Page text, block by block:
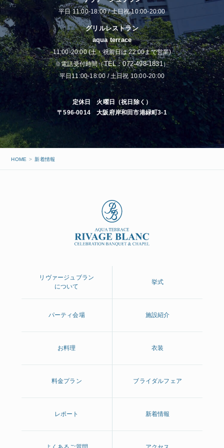
平日 11:00-18:00 / 土日祝 10:00-20:00
グリルレストラン
aqua terrace
11:00-20:00 (土・祝前日は 22:00まで営業)
※電話受付時間（TEL：072-498-1831）
平日11:00-18:00 / 土日祝 10:00-20:00
定休日 火曜日（祝日除く）
〒596-0014 大阪府岸和田市港緑町3-1
HOME 新着情報
リヴァージュブラン
について
挙式
パーティ会場 施設紹介
お料理 衣装
料金プラン ブライダルフェア
レポート 新着情報